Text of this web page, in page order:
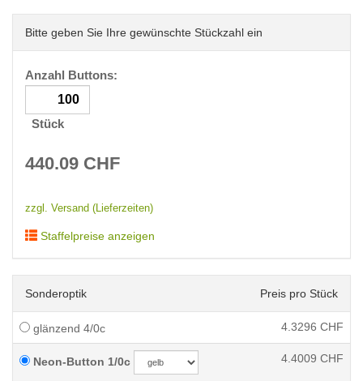
Bitte geben Sie Ihre gewünschte Stückzahl ein
Anzahl Buttons:
Stück
440.09 CHF
zzgl. Versand (Lieferzeiten)
Staffelpreise anzeigen
Sonderoptik Preis pro Stück
glänzend 4/0c 4.3296 CHF
Neon-Button 1/0c 4.4009 CHF